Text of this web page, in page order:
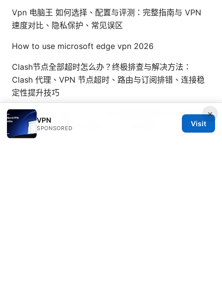
Vpn 电脑王 如何选择、配置与评测：完整指南与 VPN
速度对比、隐私保护、常见误区
How to use microsoft edge vpn 2026
Clash节点全部超时怎么办？终极排查与解决方法：
Clash 代理、VPN 节点超时、路由与订阅排错、连接稳
定性提升技巧
バッファロー製ルーターでvpn接続を設定する方法を徹
底解説：初心者向け手順とトラブル対処
×
VPN
SPONSORED
Visit